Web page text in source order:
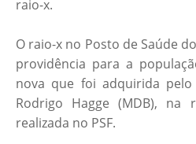
raio-x.
O raio-x no Posto de Saúde
providência para a
nova que foi adquirida
Rodrigo Hagge (MDB),
realizada no PSF.